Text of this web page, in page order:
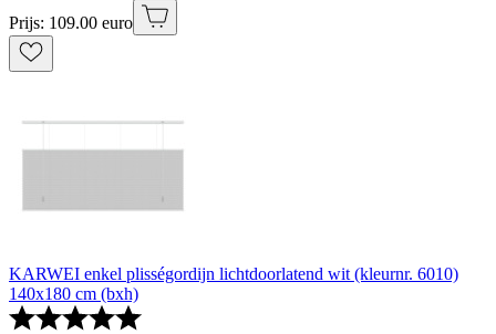
Prijs: 109.00 euro
KARWEI enkel plisségordijn lichtdoorlatend wit (kleurnr. 6010)
140x180 cm (bxh)